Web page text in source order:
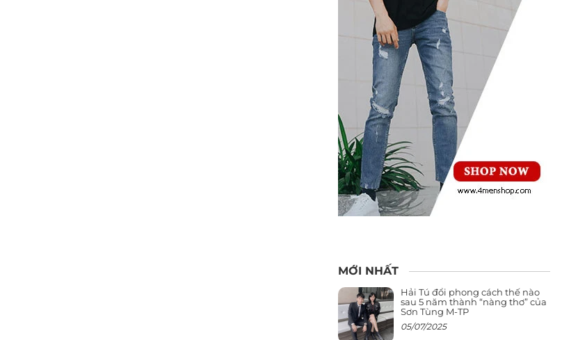
MỚI NHẤT
Hải Tú đổi phong cách thế nào
sau 5 năm thành “nàng thơ” của
Sơn Tùng M-TP
05/07/2025